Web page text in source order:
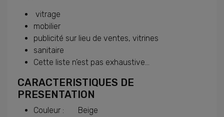
vitrage
mobilier
publicité sur lieu de ventes, vitrines
sanitaire
Cette liste n’est pas exhaustive...
CARACTERISTIQUES DE
PRESENTATION
Couleur : Beige